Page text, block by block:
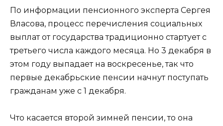
По информации пенсионного эксперта Сергея
Власова, процесс перечисления социальных
выплат от государства традиционно стартует с
третьего числа каждого месяца. Но 3 декабря в
этом году выпадает на воскресенье, так что
первые декабрьские пенсии начнут поступать
гражданам уже с 1 декабря.
Что касается второй зимней пенсии, то она